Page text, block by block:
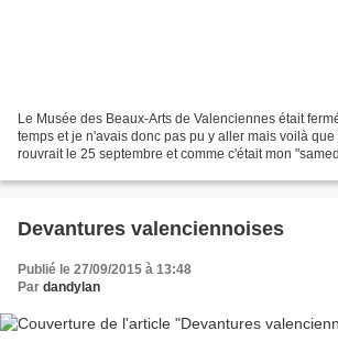
Le Musée des Beaux-Arts de Valenciennes était
temps et je n'avais donc pas pu y aller mais voilà
rouvrait le 25 septembre et comme c'était mon
Devantures valenciennoises
Publié le 27/09/2015 à 13:48
Par dandylan